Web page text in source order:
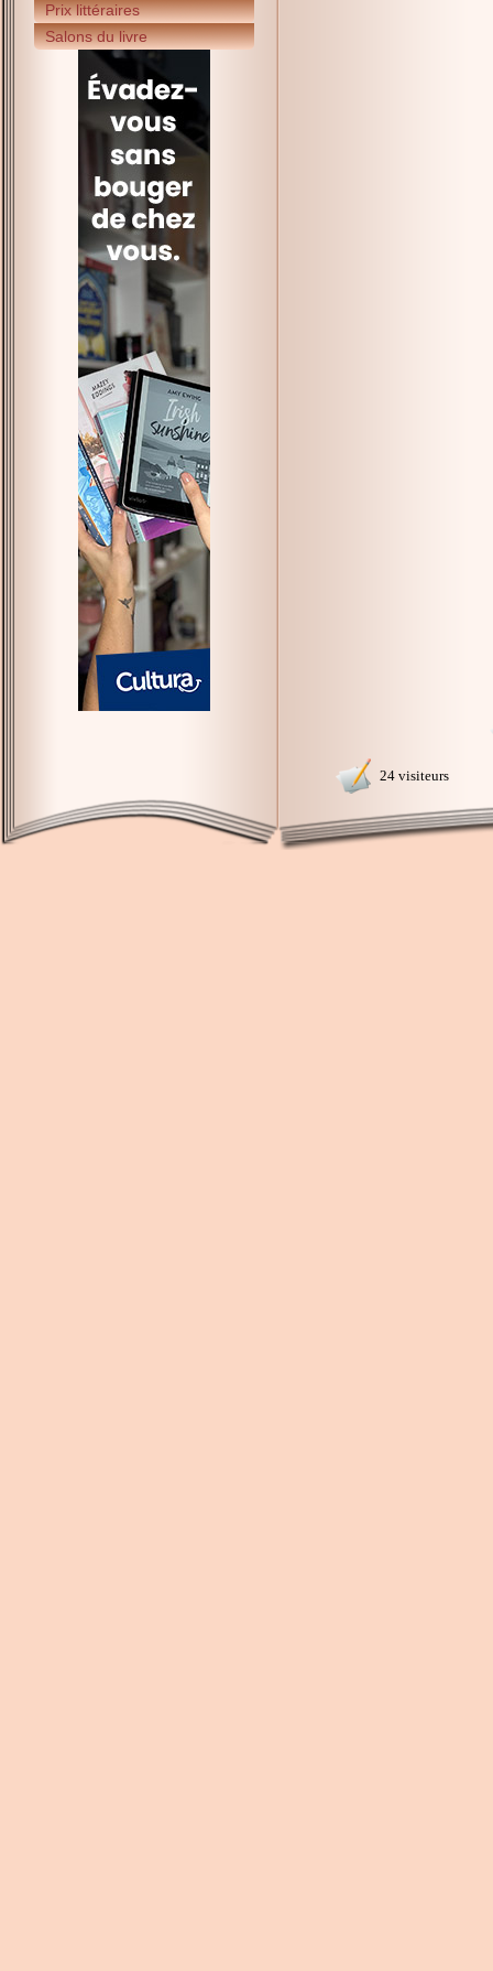
Prix littéraires
Salons du livre
24 visiteurs